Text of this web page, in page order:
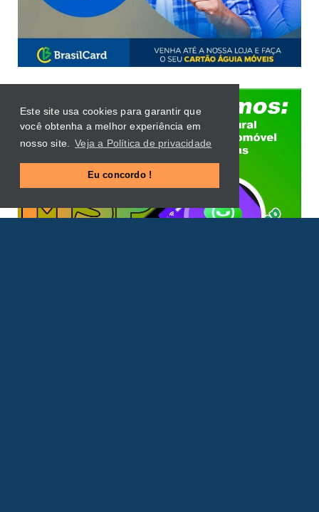
Este site usa cookies para garantir que
você obtenha a melhor experiência em
nosso site.
Veja a Política de privacidade
Eu concordo !